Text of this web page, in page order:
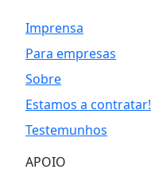
Imprensa
Para empresas
Sobre
Estamos a contratar!
Testemunhos
APOIO